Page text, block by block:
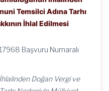
Temsilci Adına Tarhı
İhlal Edilmesi
Başvuru Numaralı
Doğan Vergi ve